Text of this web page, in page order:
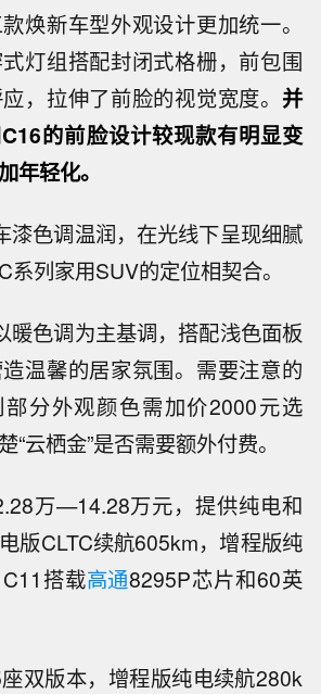
焕新车型外观设计更加统一。
灯组搭配封闭式格栅，前包围
，拉伸了前脸的视觉宽度。 并
的前脸设计较现款有明显变
年轻化。
漆色调温润，在光线下呈现细腻
系列家用SUV的定位相契合。
暖色调为主基调，搭配浅色面板
温馨的居家氛围。需要注意的
分外观颜色需加价2000元选
“云栖金”是否需要额外付费。
万—14.28万元，提供纯电和
版CLTC续航605km，增程版纯
搭载高通8295P芯片和60英
双版本，增程版纯电续航280k